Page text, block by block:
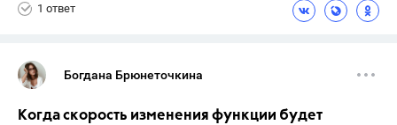
1 ответ
Богдана Брюнеточкина
Когда скорость изменения функции будет